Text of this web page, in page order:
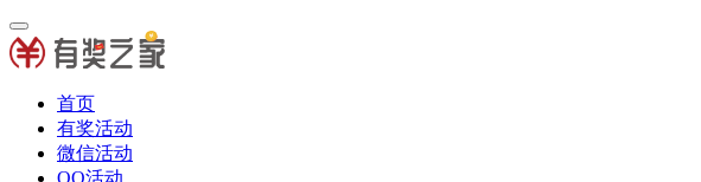
首页
有奖活动
微信活动
QQ活动